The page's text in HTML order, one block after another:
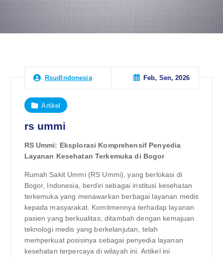
RsudIndonesia Feb, Sen, 2026
Artikel
rs ummi
RS Ummi: Eksplorasi Komprehensif Penyedia
Layanan Kesehatan Terkemuka di Bogor
Rumah Sakit Ummi (RS Ummi), yang berlokasi di
Bogor, Indonesia, berdiri sebagai institusi kesehatan
terkemuka yang menawarkan berbagai layanan medis
kepada masyarakat. Komitmennya terhadap layanan
pasien yang berkualitas, ditambah dengan kemajuan
teknologi medis yang berkelanjutan, telah
memperkuat posisinya sebagai penyedia layanan
kesehatan terpercaya di wilayah ini. Artikel ini